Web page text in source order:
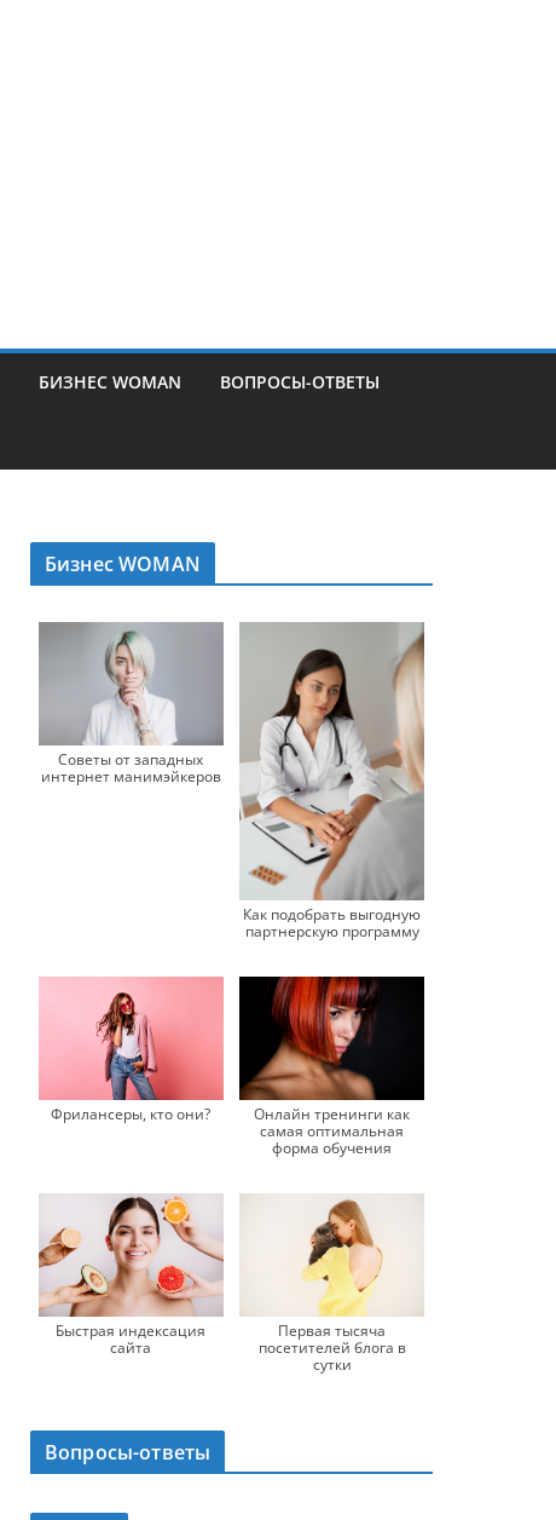
БИЗНЕС WOMAN ВОПРОСЫ-ОТВЕТЫ
Бизнес WOMAN
Советы от западных
интернет манимэйкеров
Как подобрать выгодную
партнерскую программу
Фрилансеры, кто они?
Онлайн тренинги как
самая оптимальная
форма обучения
Быстрая индексация
сайта
Первая тысяча
посетителей блога в
сутки
Вопросы-ответы